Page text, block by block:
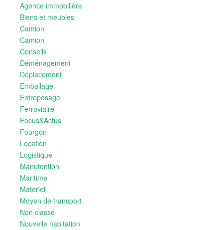
Agence immobilière
Biens et meubles
Camion
Camion
Conseils
Déménagement
Déplacement
Emballage
Entreposage
Ferroviaire
Focus&Actus
Fourgon
Location
Logistique
Manutention
Maritime
Matériel
Moyen de transport
Non classé
Nouvelle habitation